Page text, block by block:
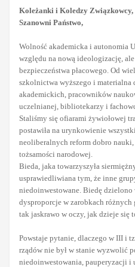
Koleżanki i Koledzy Związkowcy,
Szanowni Państwo,
Wolność akademicka i autonomia
względu na nową ideologizację,
bezpieczeństwa płacowego. Od
szkolnictwa wyższego i materialna
akademickich, pracowników
uczelnianej, bibliotekarzy i
Staliśmy się ofiarami żywiołowej
postawiła na urynkowienie
neoliberalnych reform dobro
tożsamości narodowej.
Bieda, jaka towarzyszyła
usprawiedliwiana tym, że inne
niedoinwestowane. Biedę
dysproporcje w zarobkach
tak jaskrawo w oczy, jak dzieje się
Powstaje pytanie, dlaczego w III i
rządów nie był w stanie wyzwolić
niedoinwestowania, pauperyzacji i